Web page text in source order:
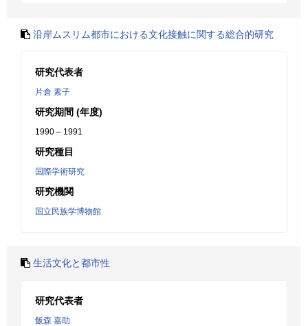
沿岸ムスリム都市における文化接触に関する総合的研究
研究代表者
片倉 素子
研究期間 (年度)
1990 – 1991
研究種目
国際学術研究
研究機関
国立民族学博物館
生活文化と都市性
研究代表者
飯森 嘉助